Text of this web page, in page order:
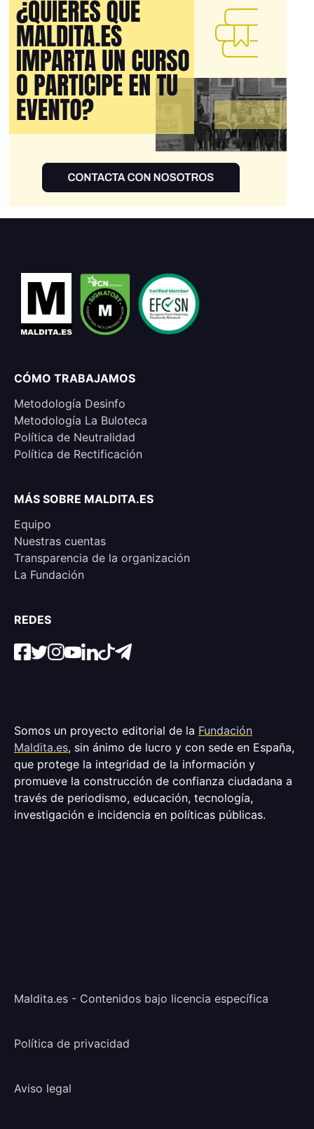
CÓMO TRABAJAMOS
Metodología Desinfo
Metodología La Buloteca
Política de Neutralidad
Política de Rectificación
MÁS SOBRE MALDITA.ES
Equipo
Nuestras cuentas
Transparencia de la organización
La Fundación
REDES
Somos un proyecto editorial de la Fundación
Maldita.es, sin ánimo de lucro y con sede en España,
que protege la integridad de la información y
promueve la construcción de confianza ciudadana a
través de periodismo, educación, tecnología,
investigación e incidencia en políticas públicas.
Maldita.es - Contenidos bajo licencia específica
Política de privacidad
Aviso legal